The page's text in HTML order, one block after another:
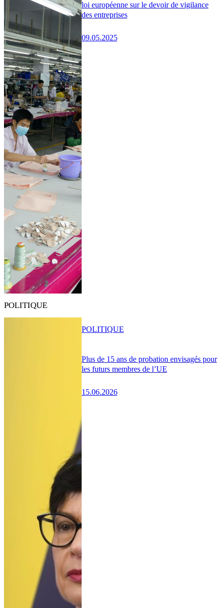
loi européenne sur le devoir de vigilance
des entreprises
09.05.2025
POLITIQUE
Plus de 15 ans de probation envisagés pour
les futurs membres de l’UE
15.06.2026
POLITIQUE